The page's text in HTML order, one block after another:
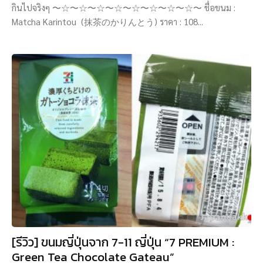
กินไปจริงๆ 〜☆〜☆〜☆〜☆〜☆〜☆〜☆〜☆〜 ชื่อขนม :
Matcha Karintou (抹茶のかりんとう) ราคา : 108...
[รีวิว] ขนมญี่ปุ่นจาก 7-11 ญี่ปุ่น “7 PREMIUM :
Green Tea Chocolate Gateau”